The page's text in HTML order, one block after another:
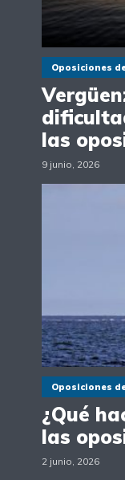
Oposiciones
las
9 junio, 2026
Oposiciones
¿Qué
las
2 junio, 2026